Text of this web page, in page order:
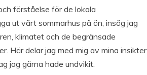
förståelse för de lokala
ut vårt sommarhus på ön, insåg jag
klimatet och de begränsade
Här delar jag med mig av mina insikter
jag gärna hade undvikit.